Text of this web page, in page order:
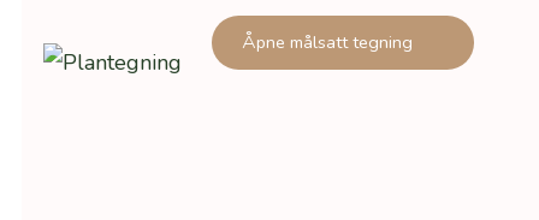
Åpne målsatt tegning